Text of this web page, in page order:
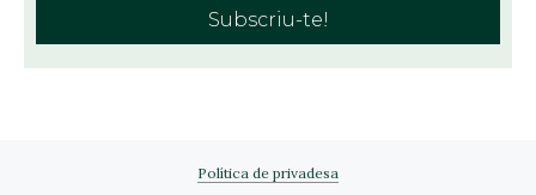
Política de privadesa